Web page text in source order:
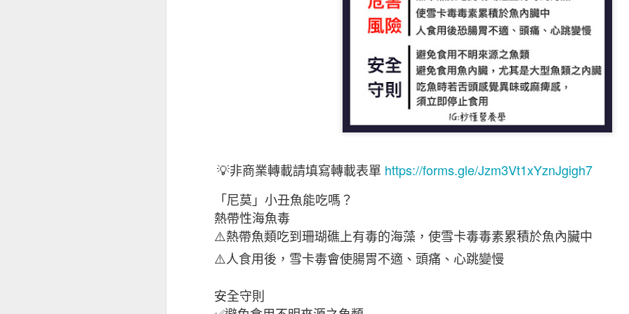
💡非商業轉載請填寫轉載表單 https://forms.gle/Jzm3Vt1xYznJgigh7
「尼莫」小丑魚能吃嗎？
熱帶性海魚毒
⚠️熱帶魚類吃到珊瑚礁上有毒的海藻，使雪卡毒毒素累積於魚內臟中
⚠️人食用後，雪卡毒會使腸胃不適、頭痛、心跳變慢
安全守則
經前憂鬱